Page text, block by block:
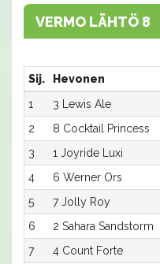
VERMO LÄHTÖ 8
Sij. Hevonen
1
3 Lewis Ale
2
8 Cocktail Princess
3
1 Joyride Luxi
4
6 Werner Ors
5
7 Jolly Roy
6
2 Sahara Sandstorm
7
4 Count Forte